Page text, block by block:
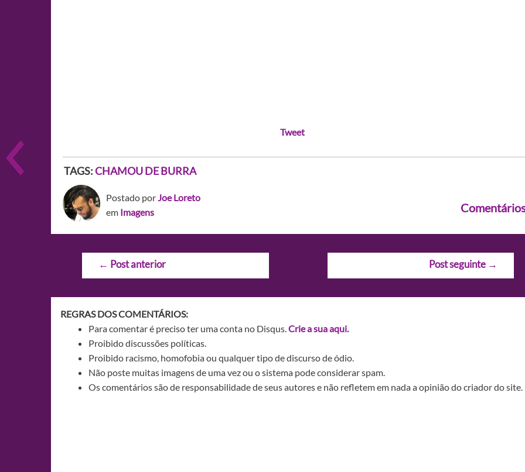
Tweet
TAGS:CHAMOU DE BURRA
Postado porJoe Loreto
em Imagens
Navegação
← Post anterior Post seguinte →
REGRAS DOS COMENTÁRIOS:
Para comentar é preciso ter uma conta no Disqus.Crie a sua aqui.
Proibido discussões políticas.
Proibido racismo, homofobia ou qualquer tipo de discurso de ódio.
Não poste muitas imagens de uma vez ou o sistema pode considerar spam.
Os comentários são de responsabilidade de seus autores e não refletem em nada a opinião do criador do site.